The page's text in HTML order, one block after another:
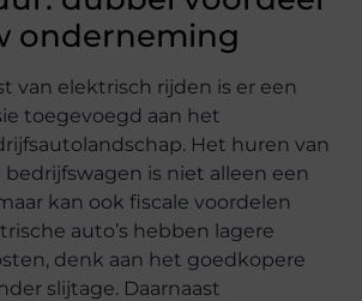
onderneming
van elektrisch rijden is er een
toegevoegd aan het
Het huren van
is niet alleen een
kan ook fiscale voordelen
auto’s hebben lagere
denk aan het goedkopere
slijtage. Daarnaast